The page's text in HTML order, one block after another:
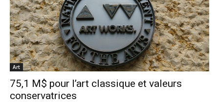
Art
75,1 M$ pour l’art classique et valeurs
conservatrices